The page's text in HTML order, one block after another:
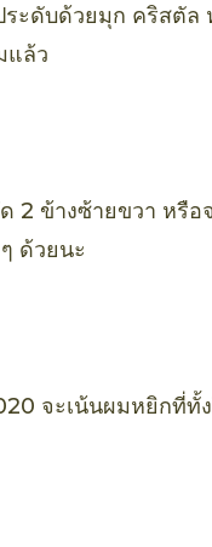
ะดับด้วยมุก คริสตัล
แล้ว
2 ข้างซ้ายขวา หรือ
ด้วยนะ
จะเน้นผมหยิกที่ทั้